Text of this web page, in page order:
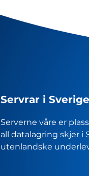
Servrar i Sverige
Serverne våre er
all datalagring skjer i
utenlandske